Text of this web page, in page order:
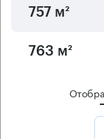
757 м²
763 м²